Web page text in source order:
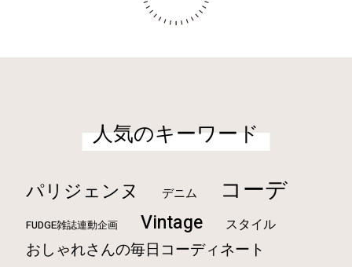
人気のキーワード
パリジェンヌ デニム コーデ
FUDGE雑誌連動企画 Vintage スタイル
おしゃれさんの毎日コーディネート